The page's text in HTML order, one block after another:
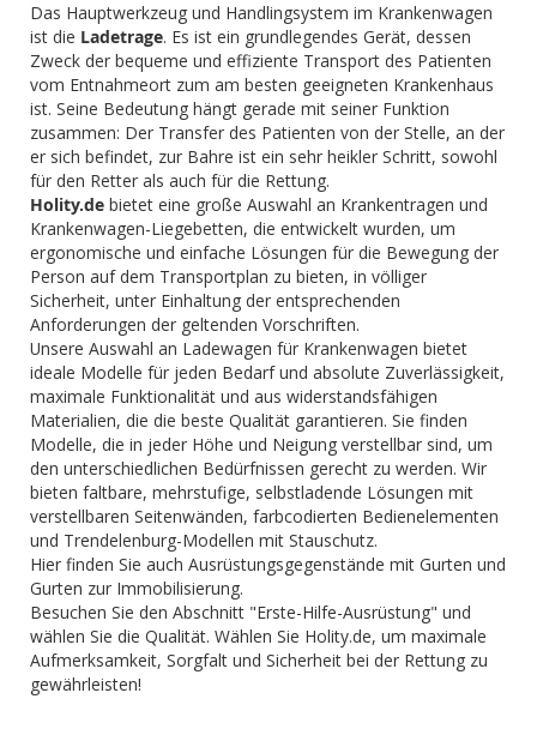
Das Hauptwerkzeug und Handlingsystem im Krankenwagen
ist die Ladetrage. Es ist ein grundlegendes Gerät, dessen
Zweck der bequeme und effiziente Transport des Patienten
vom Entnahmeort zum am besten geeigneten Krankenhaus
ist. Seine Bedeutung hängt gerade mit seiner Funktion
zusammen: Der Transfer des Patienten von der Stelle, an der
er sich befindet, zur Bahre ist ein sehr heikler Schritt, sowohl
für den Retter als auch für die Rettung.
Holity.de bietet eine große Auswahl an Krankentragen und
Krankenwagen-Liegebetten, die entwickelt wurden, um
ergonomische und einfache Lösungen für die Bewegung der
Person auf dem Transportplan zu bieten, in völliger
Sicherheit, unter Einhaltung der entsprechenden
Anforderungen der geltenden Vorschriften.
Unsere Auswahl an Ladewagen für Krankenwagen bietet
ideale Modelle für jeden Bedarf und absolute Zuverlässigkeit,
maximale Funktionalität und aus widerstandsfähigen
Materialien, die die beste Qualität garantieren. Sie finden
Modelle, die in jeder Höhe und Neigung verstellbar sind, um
den unterschiedlichen Bedürfnissen gerecht zu werden. Wir
bieten faltbare, mehrstufige, selbstladende Lösungen mit
verstellbaren Seitenwänden, farbcodierten Bedienelementen
und Trendelenburg-Modellen mit Stauschutz.
Hier finden Sie auch Ausrüstungsgegenstände mit Gurten und
Gurten zur Immobilisierung.
Besuchen Sie den Abschnitt "Erste-Hilfe-Ausrüstung" und
wählen Sie die Qualität. Wählen Sie Holity.de, um maximale
Aufmerksamkeit, Sorgfalt und Sicherheit bei der Rettung zu
gewährleisten!